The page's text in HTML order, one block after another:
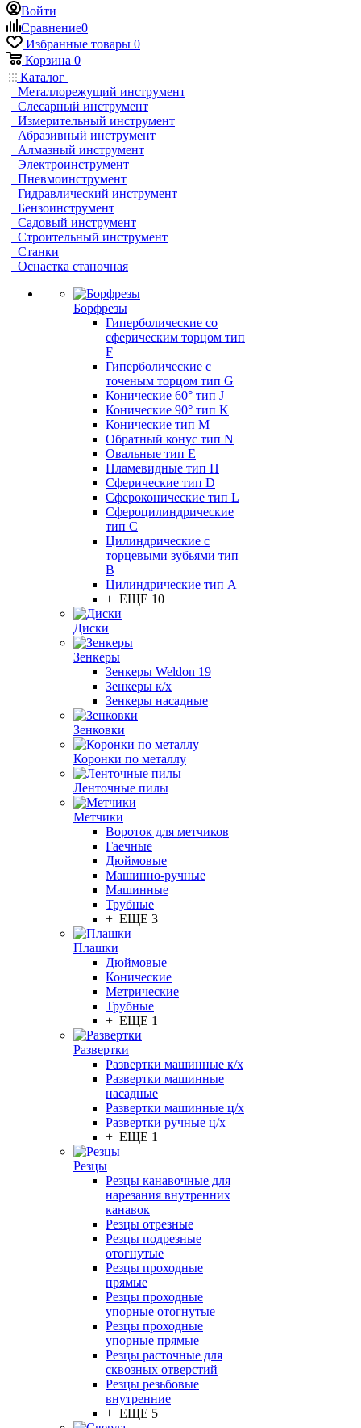
Войти
Сравнение0
Избранные товары 0
Корзина 0
Каталог
Металлорежущий инструмент
Слесарный инструмент
Измерительный инструмент
Абразивный инструмент
Алмазный инструмент
Электроинструмент
Пневмоинструмент
Гидравлический инструмент
Бензоинструмент
Садовый инструмент
Строительный инструмент
Станки
Оснастка станочная
Борфрезы
Гиперболические cо
сферическим торцом тип
F
Гиперболические с
точеным торцом тип G
Конические 60° тип J
Конические 90° тип K
Конические тип M
Обратный конус тип N
Овальные тип E
Пламевидные тип H
Сферические тип D
Сфероконические тип L
Сфероцилиндрические
тип C
Цилиндрические с
торцевыми зубьями тип
B
Цилиндрические тип А
+ ЕЩЕ 10
Диски
Зенкеры
Зенкеры Weldon 19
Зенкеры к/х
Зенкеры насадные
Зенковки
Коронки по металлу
Ленточные пилы
Метчики
Вороток для метчиков
Гаечные
Дюймовые
Машинно-ручные
Машинные
Трубные
+ ЕЩЕ 3
Плашки
Дюймовые
Конические
Метрические
Трубные
+ ЕЩЕ 1
Развертки
Развертки машинные к/х
Развертки машинные
насадные
Развертки машинные ц/х
Развертки ручные ц/х
+ ЕЩЕ 1
Резцы
Резцы канавочные для
нарезания внутренних
канавок
Резцы отрезные
Резцы подрезные
отогнутые
Резцы проходные
прямые
Резцы проходные
упорные отогнутые
Резцы проходные
упорные прямые
Резцы расточные для
сквозных отверстий
Резцы резьбовые
внутренние
+ ЕЩЕ 5